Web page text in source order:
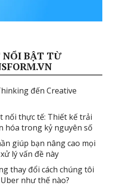
BẬT TỪ
đến Creative
nối thực tế: Thiết kế trải
hóa trong kỷ nguyên số
giúp bạn nâng cao mọi
lý vấn đề này
thay đổi cách chúng tôi
như thế nào?